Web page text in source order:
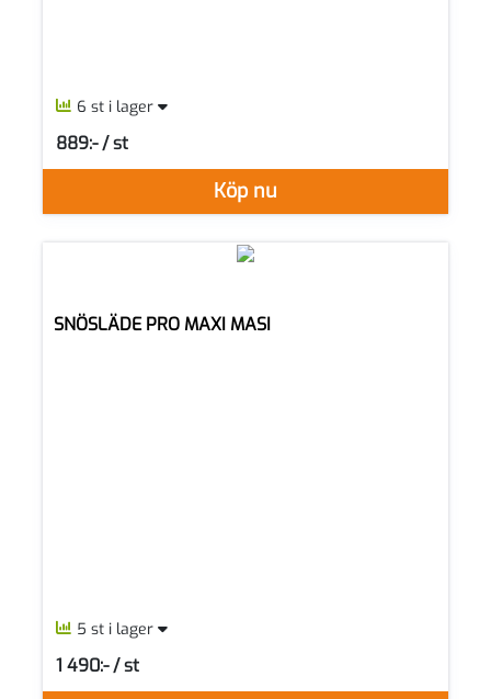
6 st i lager
Köp nu
889:- / st
SEK per ST
SNÖSLÄDE PRO MAXI MASI
5 st i lager
1 490:- / st
SEK per ST